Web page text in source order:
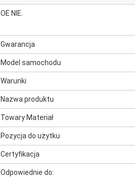
OE NIE.
Gwarancja
Model samochodu
Warunki
Nazwa produktu
Towary Materiał
Pozycja do użytku
Certyfikacja
Odpowiednie do: